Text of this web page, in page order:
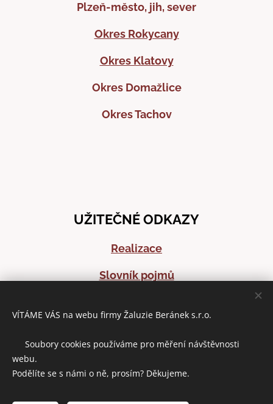
Plzeň-město, jih, sever
Okres Rokycany
Okres Klatovy
Okres Domažlice
Okres Tachov
UŽITEČNÉ ODKAZY
Realizace
Slovník pojmů
DOMLUVIT ZAMĚŘENÍ
VÍTÁME VÁS na webu firmy Žaluzie Beránek s.r.o.
🍪 Soubory cookies používáme pro měření návštěvnosti
webu.
Podělíte se s námi o ně, prosím? Děkujeme.